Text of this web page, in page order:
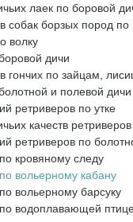
лаек по боровой
собак борзых пород
волку
дичи
гончих по зайцам,
и полевой дичи
ретриверов по утке
качеств
ретриверов по
кровяному следу
вольерному кабану
вольерному барсуку
водоплавающей